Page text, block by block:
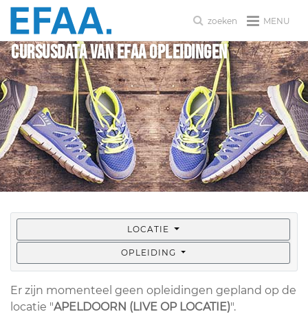
MENU
zoeken
Cursusdata van EFAA Opleidingen
LOCATIE
OPLEIDING
Er zijn momenteel geen opleidingen gepland op de
locatie "APELDOORN (LIVE OP LOCATIE)".